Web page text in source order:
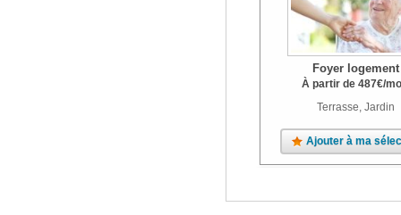
Foyer logement
À partir de 487€/
Terrasse, Jardin
Ajouter à ma